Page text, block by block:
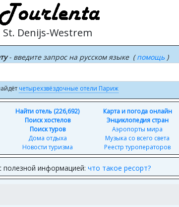
St. Denijs-Westrem
- введите запрос на русском языке (помощь )
четырехзвёздочные отели Париж
Найти отель (226,692)
Поиск хостелов
Поиск туров
Дома отдыха
Новости туризма
Карта и погода онлайн
Энциклопедия стран
Аэропорты мира
Музыка со всего света
Реестр туроператоров
полезной информацией: что такое ресорт?